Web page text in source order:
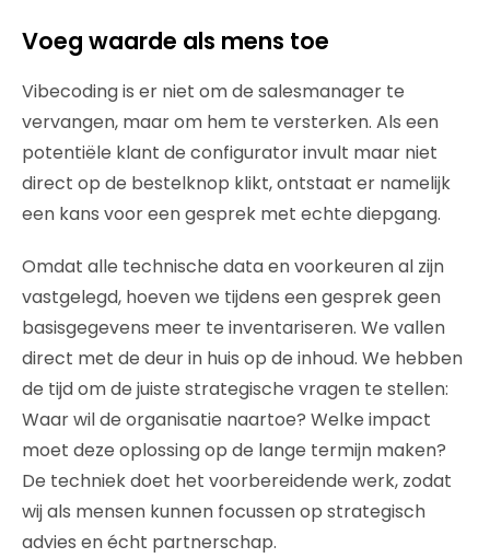
Voeg waarde als mens toe
Vibecoding is er niet om de salesmanager te
vervangen, maar om hem te versterken. Als een
potentiële klant de configurator invult maar niet
direct op de bestelknop klikt, ontstaat er namelijk
een kans voor een gesprek met echte diepgang.
Omdat alle technische data en voorkeuren al zijn
vastgelegd, hoeven we tijdens een gesprek geen
basisgegevens meer te inventariseren. We vallen
direct met de deur in huis op de inhoud. We hebben
de tijd om de juiste strategische vragen te stellen:
Waar wil de organisatie naartoe? Welke impact
moet deze oplossing op de lange termijn maken?
De techniek doet het voorbereidende werk, zodat
wij als mensen kunnen focussen op strategisch
advies en écht partnerschap.